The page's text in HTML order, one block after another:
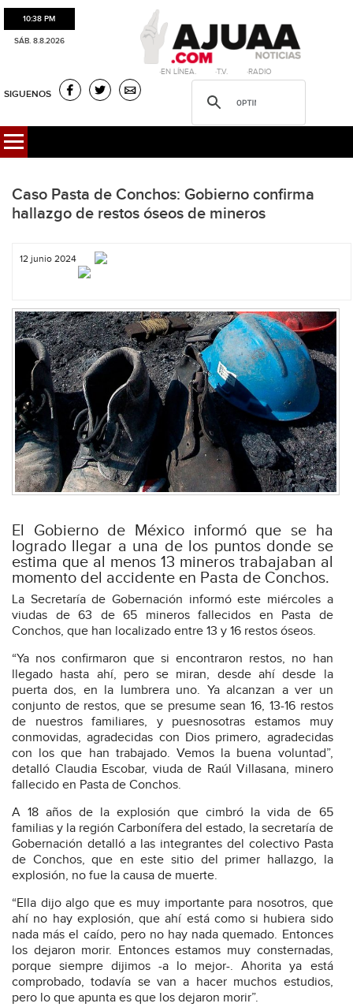
10:38 PM
SÁB. 8.8.2026
·EN LÍNEA. ·T.V. ·RADIO
SIGUENOS
Caso Pasta de Conchos: Gobierno confirma
hallazgo de restos óseos de mineros
12 junio 2024
El Gobierno de México informó que se ha
logrado llegar a una de los puntos donde se
estima que al menos 13 mineros trabajaban al
momento del accidente en Pasta de Conchos.
La Secretaría de Gobernación informó este miércoles a
viudas de 63 de 65 mineros fallecidos en Pasta de
Conchos, que han localizado entre 13 y 16 restos óseos.
“Ya nos confirmaron que si encontraron restos, no han
llegado hasta ahí, pero se miran, desde ahí desde la
puerta dos, en la lumbrera uno. Ya alcanzan a ver un
conjunto de restos, que se presume sean 16, 13-16 restos
de nuestros familiares, y puesnosotras estamos muy
conmovidas, agradecidas con Dios primero, agradecidas
con los que han trabajado. Vemos la buena voluntad”,
detalló Claudia Escobar, viuda de Raúl Villasana, minero
fallecido en Pasta de Conchos.
A 18 años de la explosión que cimbró la vida de 65
familias y la región Carbonífera del estado, la secretaría de
Gobernación detalló a las integrantes del colectivo Pasta
de Conchos, que en este sitio del primer hallazgo, la
explosión, no fue la causa de muerte.
“Ella dijo algo que es muy importante para nosotros, que
ahí no hay explosión, que ahí está como si hubiera sido
nada más el caído, pero no hay nada quemado. Entonces
los dejaron morir. Entonces estamos muy consternadas,
porque siempre dijimos -a lo mejor-. Ahorita ya está
comprobado, todavía se van a hacer muchos estudios,
pero lo que apunta es que los dejaron morir”.